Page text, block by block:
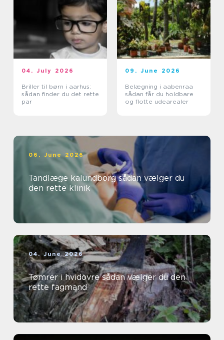
04. July 2026
Briller til børn i aarhus:
sådan finder du det rette
par
09. June 2026
Belægning i aabenraa
sådan får du holdbare
og flotte udearealer
06. June 2026
Tandlæge kalundborg sådan vælger du
den rette klinik
04. June 2026
Tømrer i hvidovre sådan vælger du den
rette fagmand